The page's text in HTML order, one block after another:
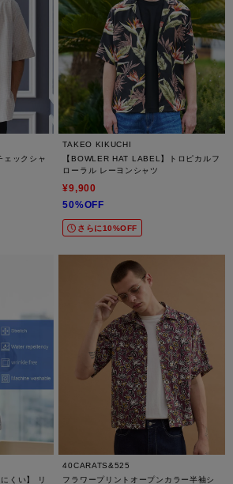
ェックシャ
TAKEO KIKUCHI
【BOWLER HAT LABEL】トロピカルフ
ローラル レーヨンシャツ
¥9,900
50%OFF
さらに10%OFF
くい】 リ
40CARATS&525
フラワープリントオープンカラー半袖シ